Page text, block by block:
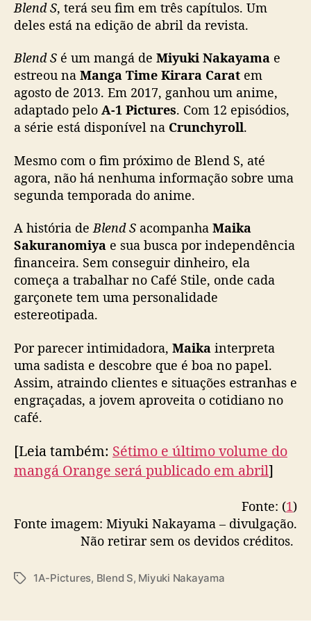
r
ê
c
a
p
í
u
o
s
s
e
i
m
Blend S, terá seu fim em três capítulos. Um
deles está na edição de abril da revista.
Blend S é um mangá de Miyuki Nakayama e
estreou na Manga Time Kirara Carat em
agosto de 2013. Em 2017, ganhou um anime,
adaptado pelo A-1 Pictures. Com 12 episódios,
a série está disponível na Crunchyroll.
Mesmo com o fim próximo de Blend S, até
agora, não há nenhuma informação sobre uma
segunda temporada do anime.
A história deBlend S acompanha Maika
Sakuranomiya e sua busca por independência
financeira. Sem conseguir dinheiro, ela
começa a trabalhar no Café Stile, onde cada
garçonete tem uma personalidade
estereotipada.
Por parecer intimidadora, Maika interpreta
uma sadista e descobre que é boa no papel.
Assim, atraindo clientes e situações estranhas e
engraçadas, a jovem aproveita o cotidiano no
café.
[Leia também: Sétimo e último volume do
mangá Orange será publicado em abril]
Fonte: (1)
Fonte imagem: Miyuki Nakayama – divulgação.
Não retirar sem os devidos créditos.
T
1A-Pictures, Blend S, Miyuki Nakayama